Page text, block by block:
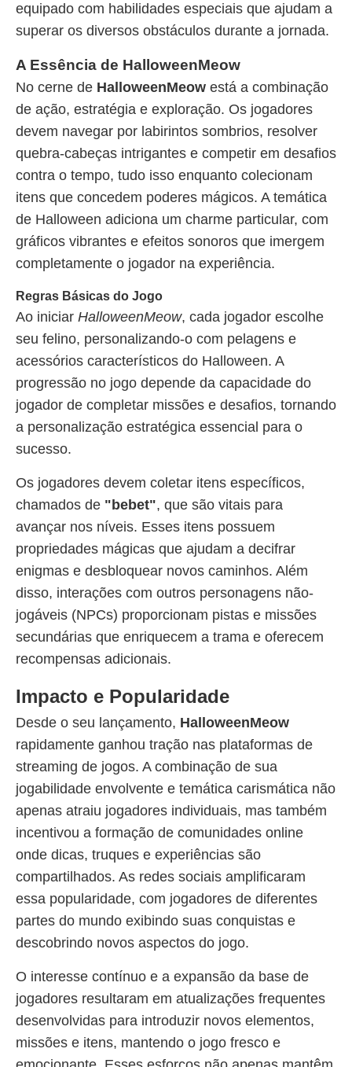
equipado com habilidades especiais que ajudam a
superar os diversos obstáculos durante a jornada.
A Essência de HalloweenMeow
No cerne de HalloweenMeow está a combinação
de ação, estratégia e exploração. Os jogadores
devem navegar por labirintos sombrios, resolver
quebra-cabeças intrigantes e competir em desafios
contra o tempo, tudo isso enquanto colecionam
itens que concedem poderes mágicos. A temática
de Halloween adiciona um charme particular, com
gráficos vibrantes e efeitos sonoros que imergem
completamente o jogador na experiência.
Regras Básicas do Jogo
Ao iniciar HalloweenMeow, cada jogador escolhe
seu felino, personalizando-o com pelagens e
acessórios característicos do Halloween. A
progressão no jogo depende da capacidade do
jogador de completar missões e desafios, tornando
a personalização estratégica essencial para o
sucesso.
Os jogadores devem coletar itens específicos,
chamados de "bebet", que são vitais para
avançar nos níveis. Esses itens possuem
propriedades mágicas que ajudam a decifrar
enigmas e desbloquear novos caminhos. Além
disso, interações com outros personagens não-
jogáveis (NPCs) proporcionam pistas e missões
secundárias que enriquecem a trama e oferecem
recompensas adicionais.
Impacto e Popularidade
Desde o seu lançamento, HalloweenMeow
rapidamente ganhou tração nas plataformas de
streaming de jogos. A combinação de sua
jogabilidade envolvente e temática carismática não
apenas atraiu jogadores individuais, mas também
incentivou a formação de comunidades online
onde dicas, truques e experiências são
compartilhados. As redes sociais amplificaram
essa popularidade, com jogadores de diferentes
partes do mundo exibindo suas conquistas e
descobrindo novos aspectos do jogo.
O interesse contínuo e a expansão da base de
jogadores resultaram em atualizações frequentes
desenvolvidas para introduzir novos elementos,
missões e itens, mantendo o jogo fresco e